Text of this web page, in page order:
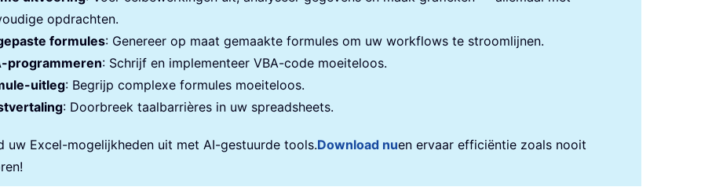
opdrachten.
formules: Genereer op maat gemaakte formules om uw workflows te stroomlijnen.
programmeren: Schrijf en implementeer VBA-code moeiteloos.
uitleg: Begrijp complexe formules moeiteloos.
: Doorbreek taalbarrières in uw spreadsheets.
uw Excel-mogelijkheden uit met AI-gestuurde tools.Download nuen ervaar efficiëntie zoals nooit